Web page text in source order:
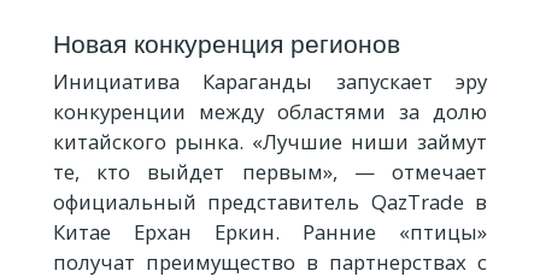
Новая конкуренция регионов
Инициатива Караганды запускает эру
конкуренции между областями за долю
китайского рынка. «Лучшие ниши займут
те, кто выйдет первым», — отмечает
официальный представитель QazTrade в
Китае Ерхан Еркин. Ранние «птицы»
получат преимущество в партнерствах с